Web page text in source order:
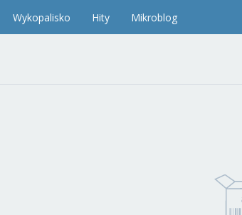
Wykopalisko Hity Mikroblog